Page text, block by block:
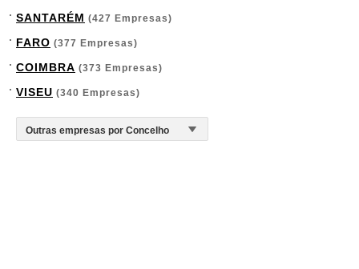
SANTARÉM (427 Empresas)
FARO (377 Empresas)
COIMBRA (373 Empresas)
VISEU (340 Empresas)